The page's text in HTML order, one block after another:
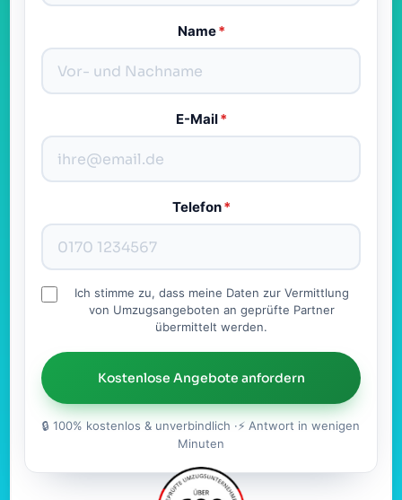
Name*
E-Mail*
Telefon*
Ich stimme zu, dass meine Daten zur Vermittlung
von Umzugsangeboten an geprüfte Partner
übermittelt werden.
Kostenlose Angebote anfordern
🔒 100% kostenlos & unverbindlich ·⚡ Antwort in wenigen
Minuten